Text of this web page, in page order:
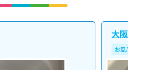
大阪北
お風呂清掃